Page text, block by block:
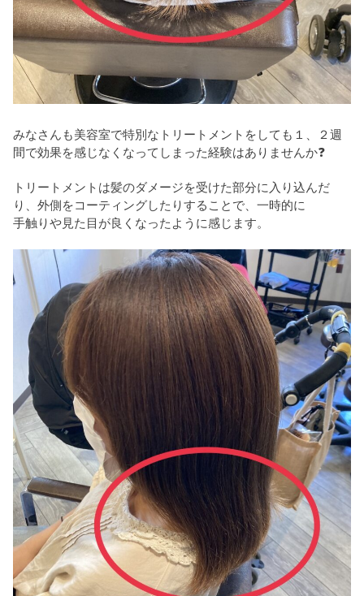
みなさんも美容室で特別なトリートメントをしても１、２週
間で効果を感じなくなってしまった経験はありませんか❓
トリートメントは髪のダメージを受けた部分に入り込んだ
り、外側をコーティングしたりすることで、一時的に
手触りや見た目が良くなったように感じます。